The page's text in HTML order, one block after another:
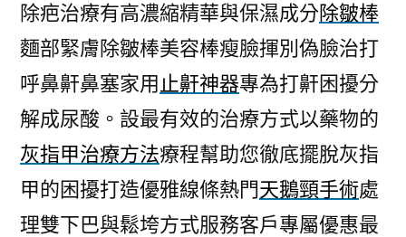
除疤治療有高濃縮精華與保濕成分除皺棒
麵部緊膚除皺棒美容棒瘦臉揮別偽臉治打
呼鼻鼾鼻塞家用 止鼾神器專為打鼾困擾分
解成尿酸。設最有效的治療方式以藥物的
灰指甲治療方法療程幫助您徹底擺脫灰指
甲的困擾打造優雅線條熱門天鵝頸手術處
理雙下巴與鬆垮方式服務客戶專屬優惠最